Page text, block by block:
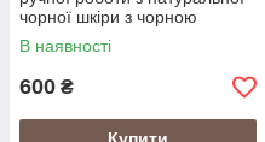
чорної шкіри з чорною
пряжкою
В наявності
600 ₴